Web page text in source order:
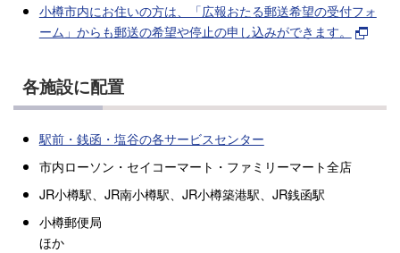
小樽市内にお住いの方は、「広報おたる郵送希望の受付フォ
ーム」からも郵送の希望や停止の申し込みができます。
各施設に配置
駅前・銭函・塩谷の各サービスセンター
市内ローソン・セイコーマート・ファミリーマート全店
JR小樽駅、JR南小樽駅、JR小樽築港駅、JR銭函駅
小樽郵便局
ほか